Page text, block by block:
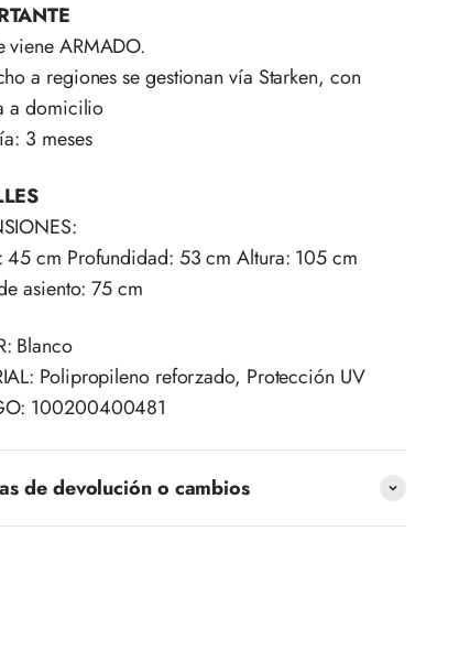
viene ARMADO.
a regiones se gestionan vía Starken, con
a domicilio
3 meses
45 cm Profundidad: 53 cm Altura: 105 cm
asiento: 75 cm
Blanco
Polipropileno reforzado, Protección UV
100200400481
de devolución o cambios